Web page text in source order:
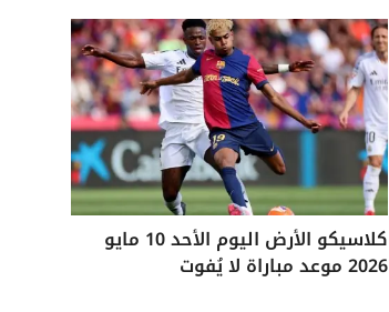
كلاسيكو الأرض اليوم الأحد 10 مايو
2026 موعد مباراة لا يُفوت